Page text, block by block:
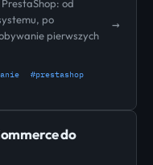
od
po
pierwszych
#prestashop
→
do